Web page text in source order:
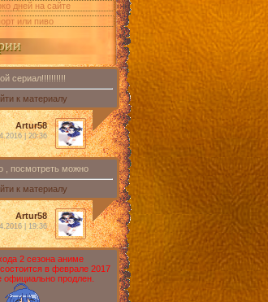
дней на сайте
или пиво
сериал!!!!!!!!!!
к материалу
Artur58
| 20:36
, посмотреть можно
к материалу
Artur58
| 19:36
2 сезона аниме
в феврале 2017
официально продлен.